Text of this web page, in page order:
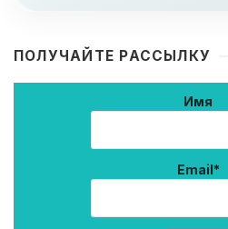
ПОЛУЧАЙТЕ РАССЫЛКУ
Имя
Email*